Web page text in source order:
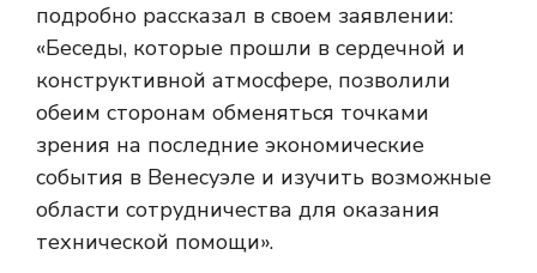
подробно рассказал в своем заявлении:
«Беседы, которые прошли в сердечной и
конструктивной атмосфере, позволили
обеим сторонам обменяться точками
зрения на последние экономические
события в Венесуэле и изучить возможные
области сотрудничества для оказания
технической помощи».